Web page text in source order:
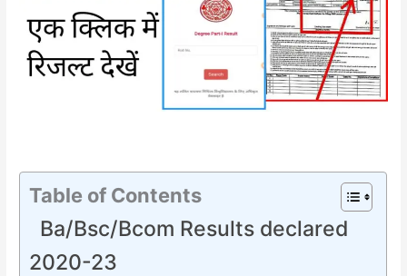
Table of Contents
Ba/Bsc/Bcom Results declared
2020-23